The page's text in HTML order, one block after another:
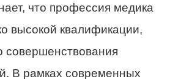
что профессия медика
высокой квалификации,
совершенствования
В рамках современных